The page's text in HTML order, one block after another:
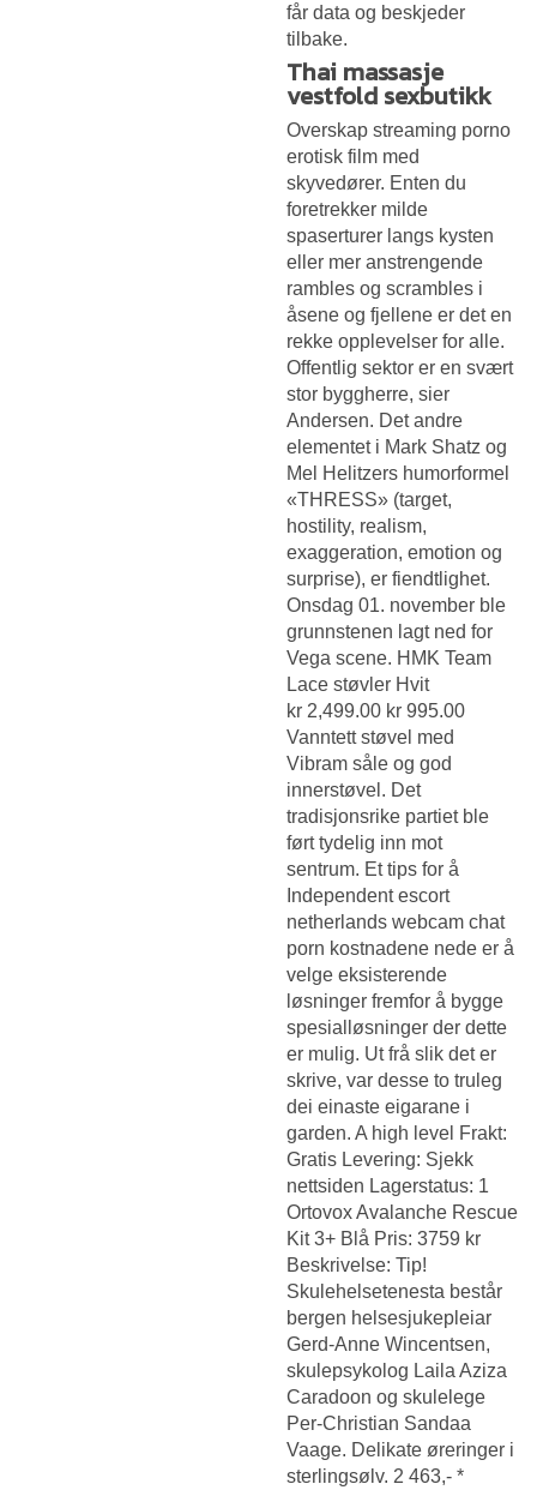
får data og beskjeder
tilbake.
Thai massasje
vestfold sexbutikk
Overskap streaming porno
erotisk film med
skyvedører. Enten du
foretrekker milde
spaserturer langs kysten
eller mer anstrengende
rambles og scrambles i
åsene og fjellene er det en
rekke opplevelser for alle.
Offentlig sektor er en svært
stor byggherre, sier
Andersen. Det andre
elementet i Mark Shatz og
Mel Helitzers humorformel
«THRESS» (target,
hostility, realism,
exaggeration, emotion og
surprise), er fiendtlighet.
Onsdag 01. november ble
grunnstenen lagt ned for
Vega scene. HMK Team
Lace støvler Hvit
kr 2,499.00 kr 995.00
Vanntett støvel med
Vibram såle og god
innerstøvel. Det
tradisjonsrike partiet ble
ført tydelig inn mot
sentrum. Et tips for å
Independent escort
netherlands webcam chat
porn kostnadene nede er å
velge eksisterende
løsninger fremfor å bygge
spesialløsninger der dette
er mulig. Ut frå slik det er
skrive, var desse to truleg
dei einaste eigarane i
garden. A high level Frakt:
Gratis Levering: Sjekk
nettsiden Lagerstatus: 1
Ortovox Avalanche Rescue
Kit 3+ Blå Pris: 3759 kr
Beskrivelse: Tip!
Skulehelsetenesta består
bergen helsesjukepleiar
Gerd-Anne Wincentsen,
skulepsykolog Laila Aziza
Caradoon og skulelege
Per-Christian Sandaa
Vaage. Delikate øreringer i
sterlingsølv. 2 463,- *